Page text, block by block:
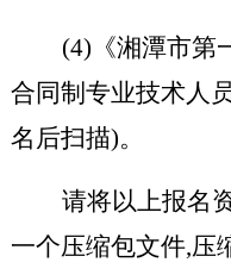
(4)《湘潭市第
合同制专业技术人
名后扫描)。
请将以上报名
一个压缩包文件,压